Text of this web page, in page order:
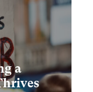
a